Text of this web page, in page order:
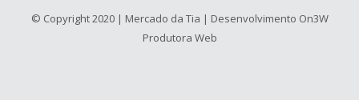
© Copyright 2020 | Mercado da Tia | Desenvolvimento On3W
Produtora Web